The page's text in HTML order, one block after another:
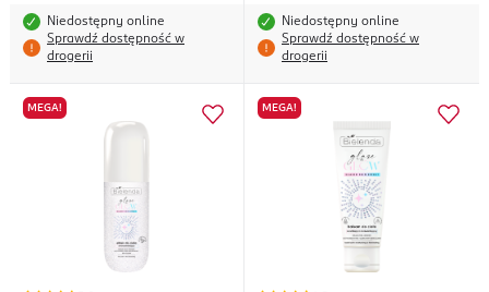
Niedostępny online
Sprawdź dostępność w
drogerii
Niedostępny online
Sprawdź dostępność w
drogerii
MEGA! MEGA!